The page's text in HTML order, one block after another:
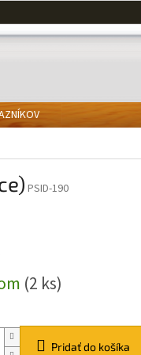
PSID-190
(2 ks)
Pridať do košíka